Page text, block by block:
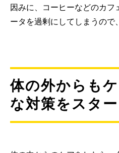
因みに、コーヒーなどのカフ
ータを過剰にしてしまうので
体の外からも
な対策をスター